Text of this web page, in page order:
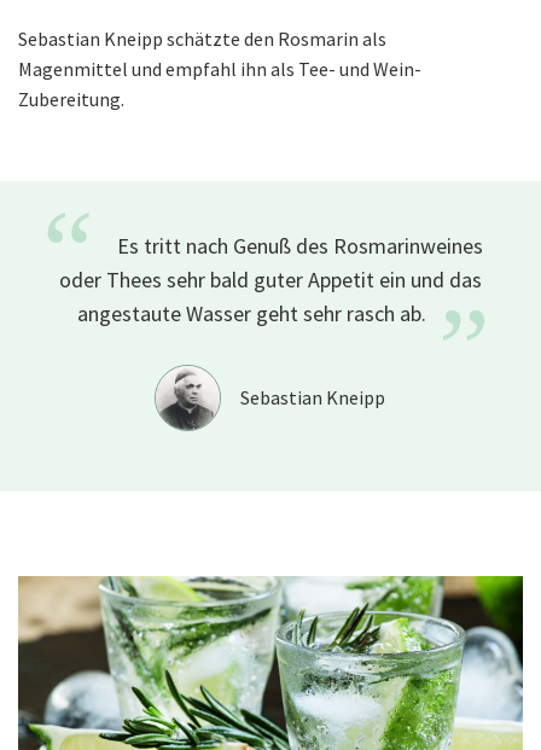
Sebastian Kneipp schätzte den Rosmarin als
Magenmittel und empfahl ihn als Tee- und Wein-
Zubereitung.
“
Es tritt nach Genuß des Rosmarinweines
oder Thees sehr bald guter Appetit ein und das
angestaute Wasser geht sehr rasch ab.
”
Sebastian Kneipp